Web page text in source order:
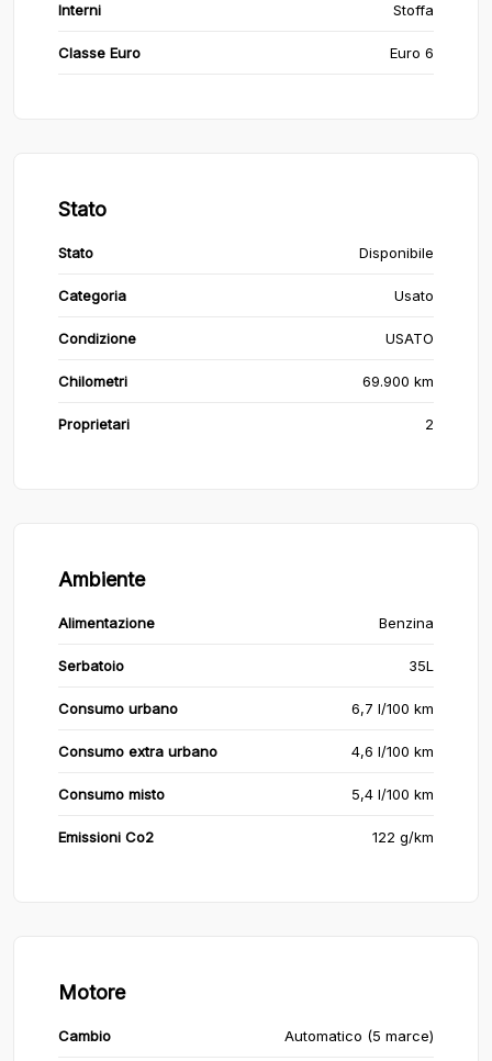
Interni Stoffa
Classe Euro Euro 6
Stato
Stato Disponibile
Categoria Usato
Condizione USATO
Chilometri 69.900 km
Proprietari 2
Ambiente
Alimentazione Benzina
Serbatoio 35L
Consumo urbano 6,7 l/100 km
Consumo extra urbano 4,6 l/100 km
Consumo misto 5,4 l/100 km
Emissioni Co2 122 g/km
Motore
Cambio Automatico (5 marce)